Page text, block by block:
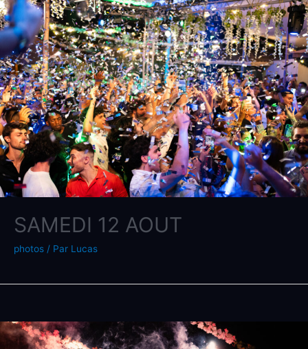
SAMEDI 12 AOUT
photos / Par Lucas